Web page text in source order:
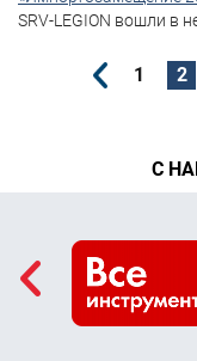
SRV-LEGION вошли в
1 2
С